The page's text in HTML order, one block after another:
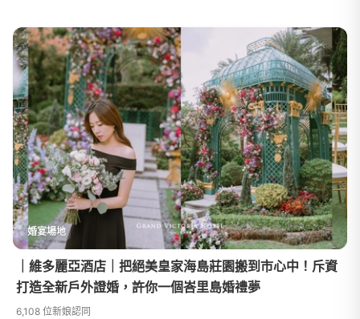
婚宴場地
｜維多麗亞酒店｜把絕美皇家海島莊園搬到市心中！斥資
打造全新戶外證婚，許你一個峇里島婚禮夢
6,108 位新娘認同